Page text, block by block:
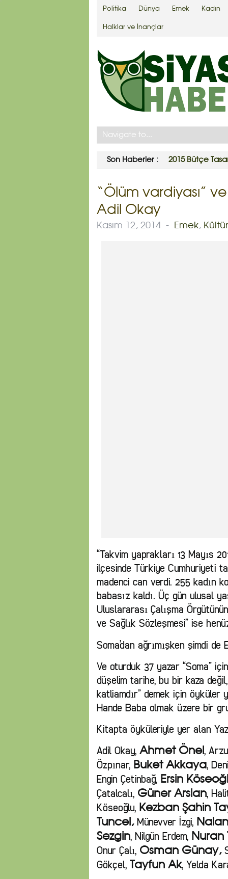
Politika Dünya Emek Kadın
Halklar ve İnançlar
Son Haberler : 2015 Bütçe
“Ölüm vardiyası”
Adil Okay
Kasım 12, 2014 - Emek,
“Takvim yaprakları 13 Mayıs
ilçesinde Türkiye Cumhuriyeti
madenci can verdi. 255 kadın
babasız kaldı. Üç gün ulusal
Uluslararası Çalışma
ve Sağlık Sözleşmesi” ise
Soma’dan ağrımışken şimdi
Ve oturduk 37 yazar “Soma”
düşelim tarihe, bu bir kaza
katliamdır” demek için öyküler
Hande Baba olmak üzere bir
Kitapta öyküleriyle yer alan
Adil Okay, Ahmet Önel,
Özpınar, Buket Akkaya,
Engin Çetinbağ, Ersin
Çatalcalı, Güner Arslan,
Köseoğlu, Kezban Şahin
Tuncel,Münevver İzgi,
Sezgin, Nilgün Erdem, Nuran
Onur Çalı, Osman Günay,
Gökçel,
Tayfun Ak, Yelda